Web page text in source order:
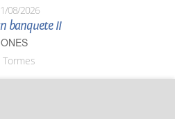
08/2026
banquete II